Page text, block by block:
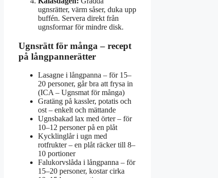
ugnsrätter, värm såser, duka upp
buffén. Servera direkt från
ugnsformar för mindre disk.
Ugnsrätt för många – recept
på långpannerätter
Lasagne i långpanna – för 15–
20 personer, går bra att frysa in
(ICA – Ugnsmat för många)
Gratäng på kassler, potatis och
ost – enkelt och mättande
Ugnsbakad lax med örter – för
10–12 personer på en plåt
Kycklinglår i ugn med
rotfrukter – en plåt räcker till 8–
10 portioner
Falukorvslåda i långpanna – för
15–20 personer, kostar cirka